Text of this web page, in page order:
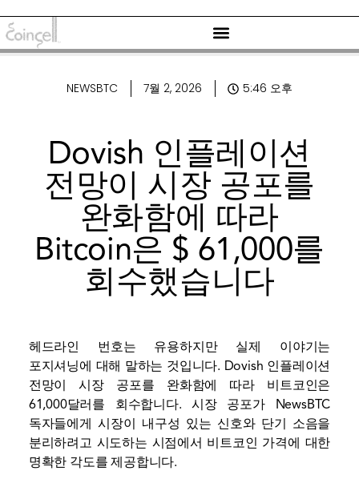
NEWSBTC 7월 2, 2026 5:46 오후
Dovish 인플레이션
전망이 시장 공포를
완화함에 따라
Bitcoin은 $ 61,000를
회수했습니다
헤드라인 번호는 유용하지만 실제 이야기는
포지셔닝에 대해 말하는 것입니다. Dovish 인플레이션
전망이 시장 공포를 완화함에 따라 비트코인은
61,000달러를 회수합니다. 시장 공포가 NewsBTC
독자들에게 시장이 내구성 있는 신호와 단기 소음을
분리하려고 시도하는 시점에서 비트코인 ​​가격에 대한
명확한 각도를 제공합니다.